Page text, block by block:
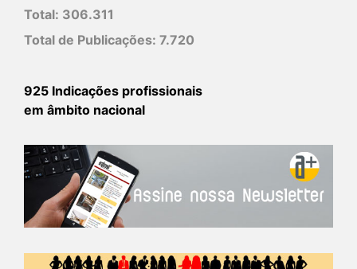
Total: 306.311
Total de Publicações: 7.720
925 Indicações profissionais
em âmbito nacional